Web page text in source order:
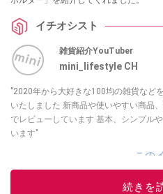
イチオシスト
雑貨紹介YouTuber
mini_lifestyle CH
"2020年から大好きな100均の雑貨など
いたしました 新商品や使いやすい商品、意外と使いにくかった商品など本音
でレビューしています 基本、シンプルやモノトーンの雑貨を多くご紹介して
います"
この
続きを